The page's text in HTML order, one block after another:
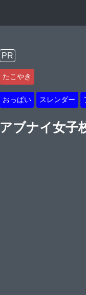
PR
たこやき
おっぱい スレンダー
アブナイ女子